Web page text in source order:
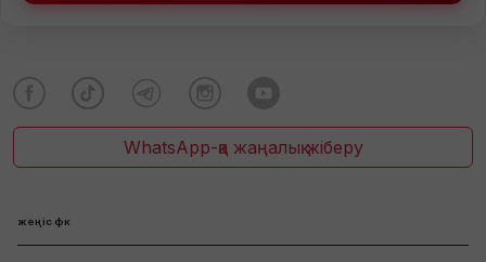
WhatsApp-қа жаңалық жіберу
жеңіс фк